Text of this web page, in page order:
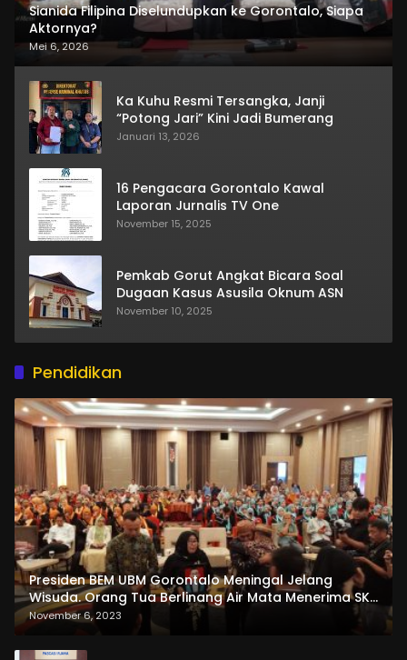
Sianida Filipina Diselundupkan ke Gorontalo, Siapa
Aktornya?
Mei 6, 2026
Ka Kuhu Resmi Tersangka, Janji
“Potong Jari” Kini Jadi Bumerang
Januari 13, 2026
16 Pengacara Gorontalo Kawal
Laporan Jurnalis TV One
November 15, 2025
Pemkab Gorut Angkat Bicara Soal
Dugaan Kasus Asusila Oknum ASN
November 10, 2025
Pendidikan
Presiden BEM UBM Gorontalo Meningal Jelang
Wisuda. Orang Tua Berlinang Air Mata Menerima SKL
dan Pemasangan Salempang
November 6, 2023